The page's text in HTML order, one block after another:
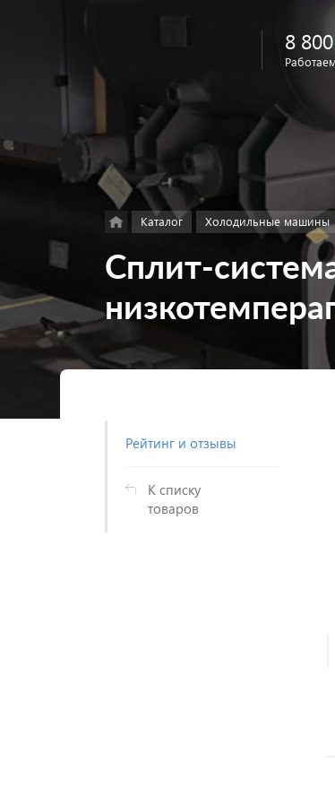
8
Каталог Холодильные машины
Сплит-
Рейтинг и отзывы
К списку
товаров